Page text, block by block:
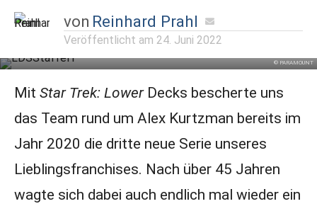
von Reinhard Prahl
Veröffentlicht am 24. Juni 2022
© PARAMOUNT
Mit Star Trek: LowerDecks bescherte uns
das Team rund um Alex Kurtzman bereits im
Jahr 2020 die dritte neue Serie unseres
Lieblingsfranchises. Nach über 45 Jahren
wagte sich dabei auch endlich mal wieder ein